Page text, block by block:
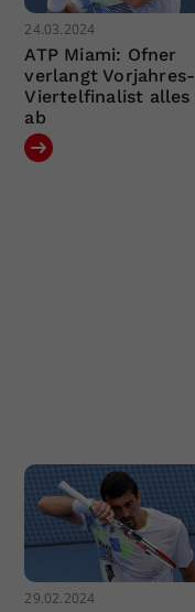
24.03.2024
ATP Miami: Ofner
verlangt Vorjahres-
Viertelfinalist alles
ab
29.02.2024